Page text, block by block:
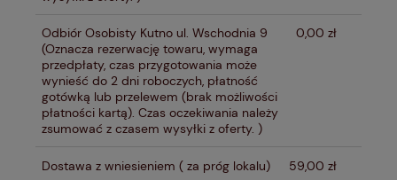
Odbiór Osobisty Kutno ul. Wschodnia 9
(Oznacza rezerwację towaru, wymaga
przedpłaty, czas przygotowania może
wynieść do 2 dni roboczych, płatność
gotówką lub przelewem (brak możliwości
płatności kartą). Czas oczekiwania należy
zsumować z czasem wysyłki z oferty. )
0,00 zł
Dostawa z wniesieniem ( za próg lokalu) 59,00 zł